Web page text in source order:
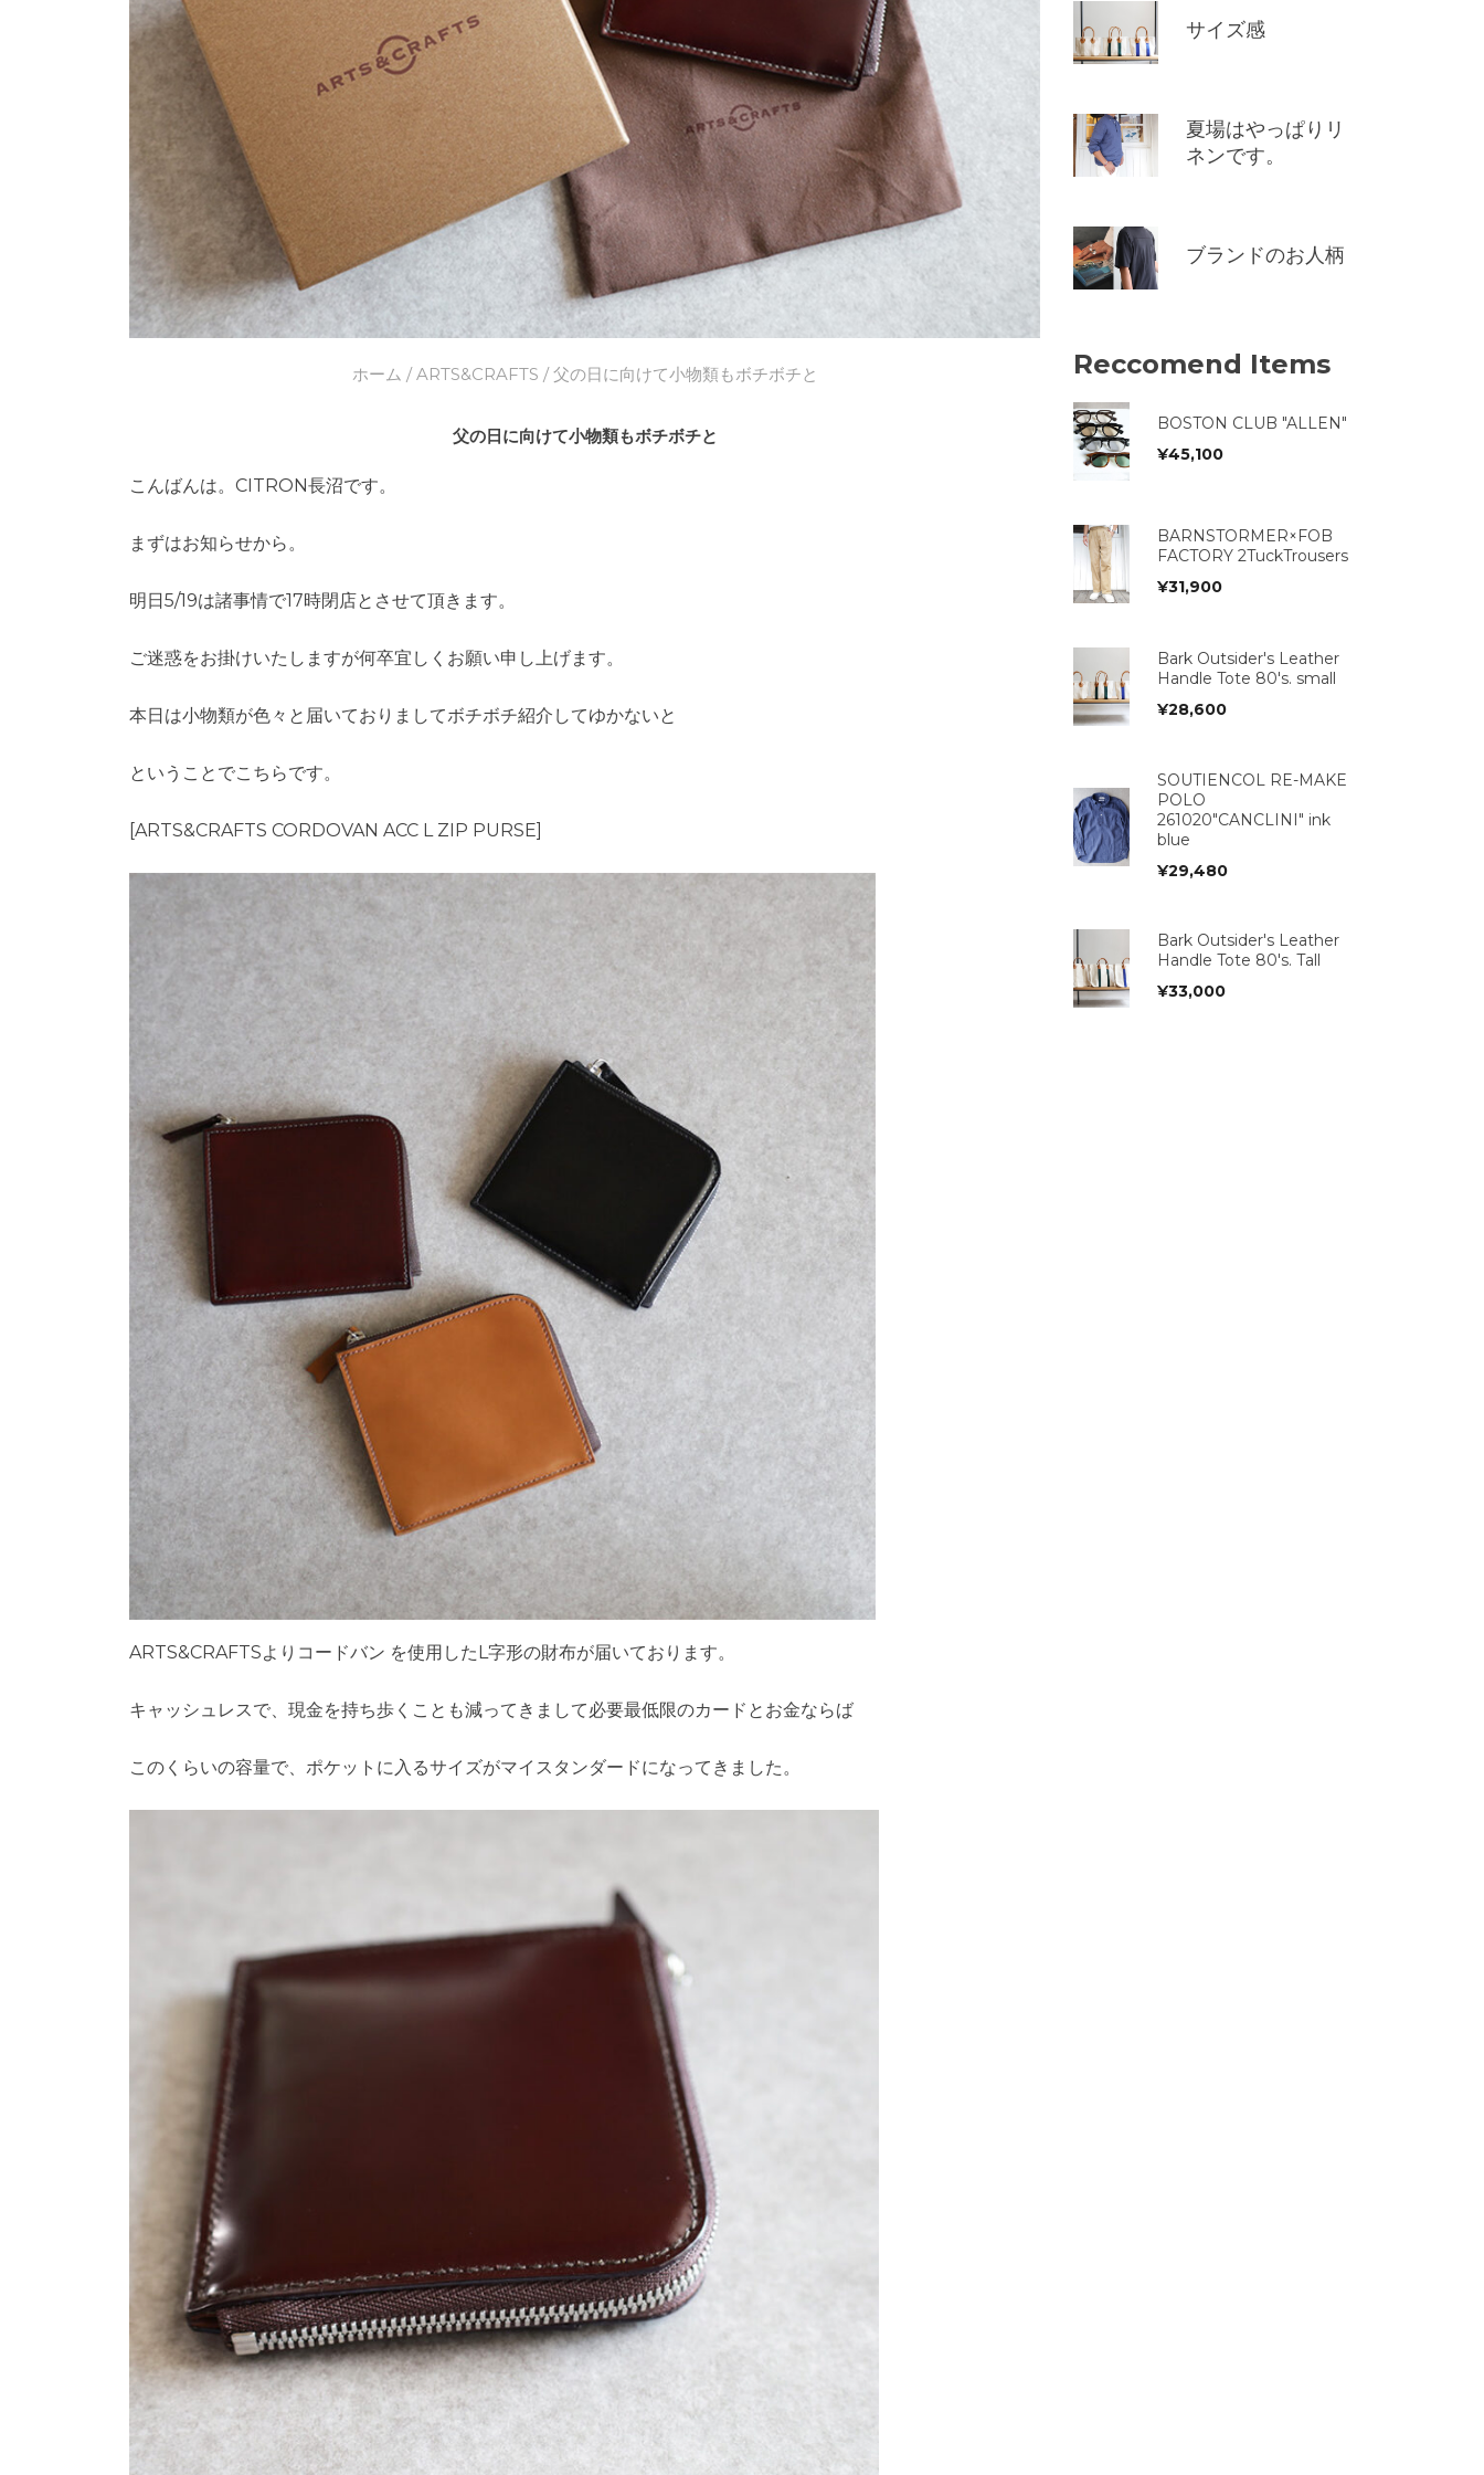
ホーム /ARTS&CRAFTS / 父の日に向けて小物類もボチボチと
父の日に向けて小物類もボチボチと
こんばんは。CITRON長沼です。
まずはお知らせから。
明日5/19は諸事情で17時閉店とさせて頂きます。
ご迷惑をお掛けいたしますが何卒宜しくお願い申し上げます。
本日は小物類が色々と届いておりましてボチボチ紹介してゆかないと
ということでこちらです。
[ARTS&CRAFTS CORDOVAN ACC L ZIP PURSE]
ARTS&CRAFTSよりコードバン を使用したL字形の財布が届いております。
キャッシュレスで、現金を持ち歩くことも減ってきまして必要最低限のカードとお金ならば
このくらいの容量で、ポケットに入るサイズがマイスタンダードになってきました。
サイズ感
夏場はやっぱりリ
ネンです。
ブランドのお人柄
Reccomend Items
BOSTON CLUB "ALLEN"
¥45,100
BARNSTORMER×FOB
FACTORY 2TuckTrousers
¥31,900
Bark Outsider's Leather
Handle Tote 80's. small
¥28,600
SOUTIENCOL RE-MAKE
POLO
261020"CANCLINI" ink
blue
¥29,480
Bark Outsider's Leather
Handle Tote 80's. Tall
¥33,000